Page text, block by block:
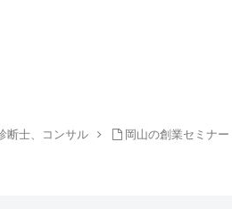
断士、コンサル
岡山の創業セミナ